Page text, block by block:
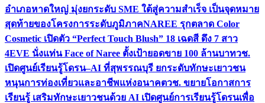
อำเภอหาดใหญ่ มุ่งยกระดับ SME ใต้สู่ความสำเร็จ เป็นจุดหมาย
สุดท้ายของโครงการระดับภูมิภาคNAREE รุกตลาด Color
Cosmetic เปิดตัว “Perfect Touch Blush” 18 เฉดสี ดึง 7 สาว
4EVE นั่งแท่น Face of Naree ตั้งเป้ายอดขาย 100 ล้านบาทวช.
เปิดศูนย์เรียนรู้โดรน–AI ที่สุพรรณบุรี ยกระดับทักษะเยาวชน
หนุนการท่องเที่ยวและอาชีพแห่งอนาคตวช. ขยายโอกาสการ
เรียนรู้ เสริมทักษะเยาวชนด้วย AI เปิดศูนย์การเรียนรู้โดรนเพื่อ